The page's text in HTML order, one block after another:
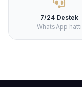
7/24 Destek
WhatsApp hattı